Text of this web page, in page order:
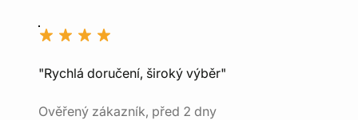
"Rychlá doručení, široký výběr"
Ověřený zákazník, před 2 dny